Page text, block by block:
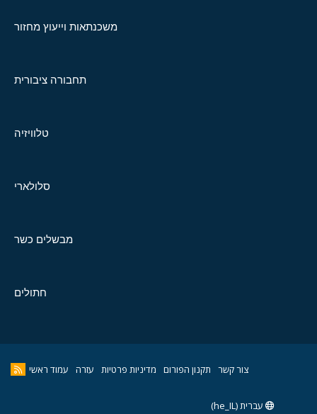
משכנתאות וייעוץ מחזור
תחבורה ציבורית
טלוויזיה
סלולארי
מבשלים כשר
חתולים
צור קשר תקנון הפורום מדיניות פרטיות עזרה עמוד ראשי
עברית (he_IL)